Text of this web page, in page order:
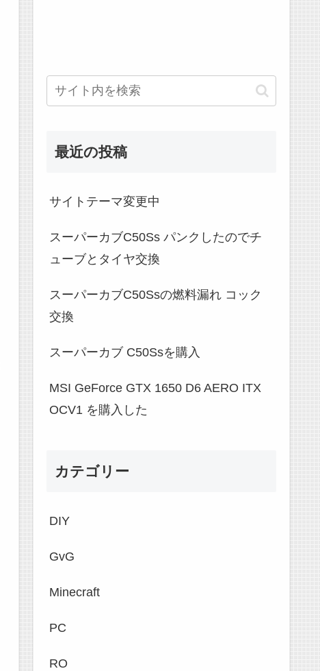
最近の投稿
サイトテーマ変更中
スーパーカブC50Ss パンクしたのでチ
ューブとタイヤ交換
スーパーカブC50Ssの燃料漏れ コック
交換
スーパーカブ C50Ssを購入
MSI GeForce GTX 1650 D6 AERO ITX
OCV1 を購入した
カテゴリー
DIY
GvG
Minecraft
PC
RO